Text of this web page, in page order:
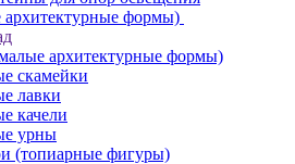
формы)
архитектурные формы)
скамейки
лавки
качели
урны
(топиарные фигуры)